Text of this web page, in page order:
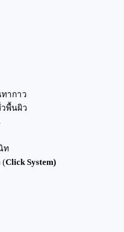
ทากาว
วพื้นผิว
ท
(Click System)